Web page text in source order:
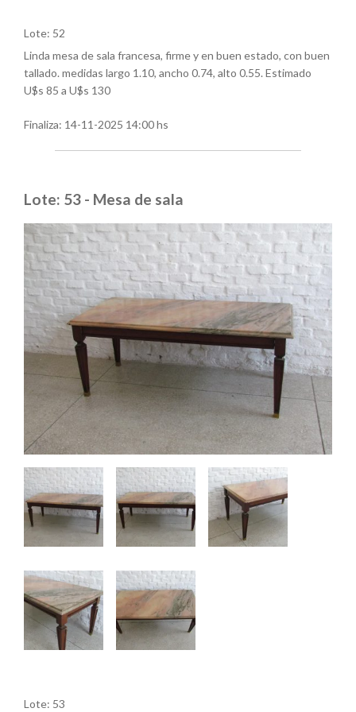
Lote: 52
Linda mesa de sala francesa, firme y en buen estado, con buen
tallado. medidas largo 1.10, ancho 0.74, alto 0.55. Estimado
U$s 85 a U$s 130
Finaliza: 14-11-2025 14:00 hs
Lote: 53 - Mesa de sala
Lote: 53